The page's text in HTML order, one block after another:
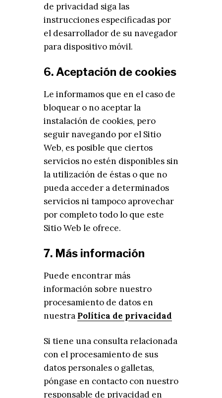
de privacidad siga las
instrucciones especificadas por
el desarrollador de su navegador
para dispositivo móvil.
6. Aceptación de cookies
Le informamos que en el caso de
bloquear o no aceptar la
instalación de cookies, pero
seguir navegando por el Sitio
Web, es posible que ciertos
servicios no estén disponibles sin
la utilización de éstas o que no
pueda acceder a determinados
servicios ni tampoco aprovechar
por completo todo lo que este
Sitio Web le ofrece.
7. Más información
Puede encontrar más
información sobre nuestro
procesamiento de datos en
nuestra Política de privacidad
Si tiene una consulta relacionada
con el procesamiento de sus
datos personales o galletas,
póngase en contacto con nuestro
responsable de privacidad en